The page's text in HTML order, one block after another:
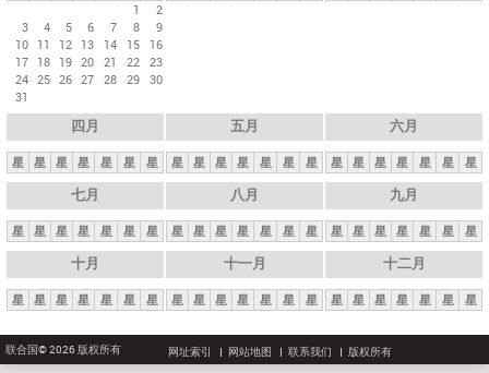
1
2
3
4 5 6 7 8
9
10 11 12 13 14 15
16
17 18 19 20 21 22 23
24 25 26 27 28 29 30
31
四月
星 星 星 星 星 星 星
五月
星 星 星 星 星 星 星
六月
星 星 星 星 星 星 星
七月
星 星 星 星 星 星 星
八月
星 星 星 星 星 星 星
九月
星 星 星 星 星 星 星
十月
星 星 星 星 星 星 星
十一月
星 星 星 星 星 星 星
十二月
星 星 星 星 星 星 星
联合国© 2026 版权所有 网址索引 网站地图 联系我们 版权所有